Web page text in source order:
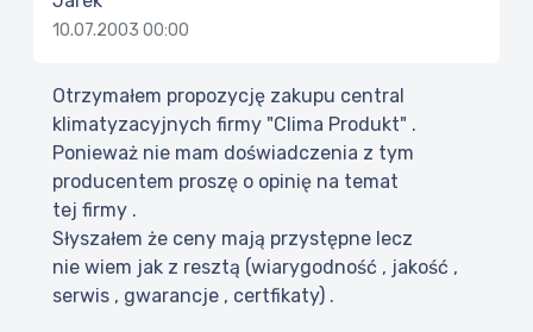
10.07.2003 00:00
Otrzymałem propozycję zakupu central
klimatyzacyjnych firmy "Clima Produkt" .
Ponieważ nie mam doświadczenia z tym
producentem proszę o opinię na temat
tej firmy .
Słyszałem że ceny mają przystępne lecz
nie wiem jak z resztą (wiarygodność , jakość ,
serwis , gwarancje , certfikaty) .